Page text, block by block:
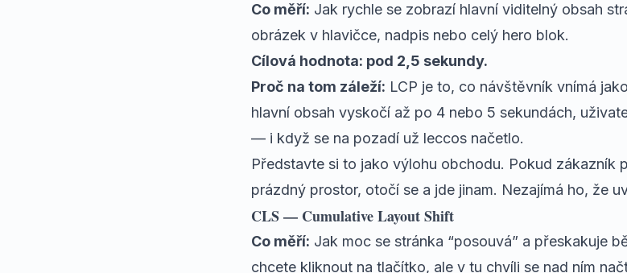
Co měří: Jak rychle se zobrazí hlavní viditelný obsah
obrázek v hlavičce, nadpis nebo celý hero blok.
Cílová hodnota: pod 2,5 sekundy.
Proč na tom záleží: LCP je to, co návštěvník vnímá
hlavní obsah vyskočí až po 4 nebo 5 sekundách,
— i když se na pozadí už leccos načetlo.
Představte si to jako výlohu obchodu. Pokud zákazník
prázdný prostor, otočí se a jde jinam. Nezajímá ho, že
CLS — Cumulative Layout Shift
Co měří: Jak moc se stránka “posouvá” a přeskakuje
chcete kliknout na tlačítko, ale v tu chvíli se nad ním